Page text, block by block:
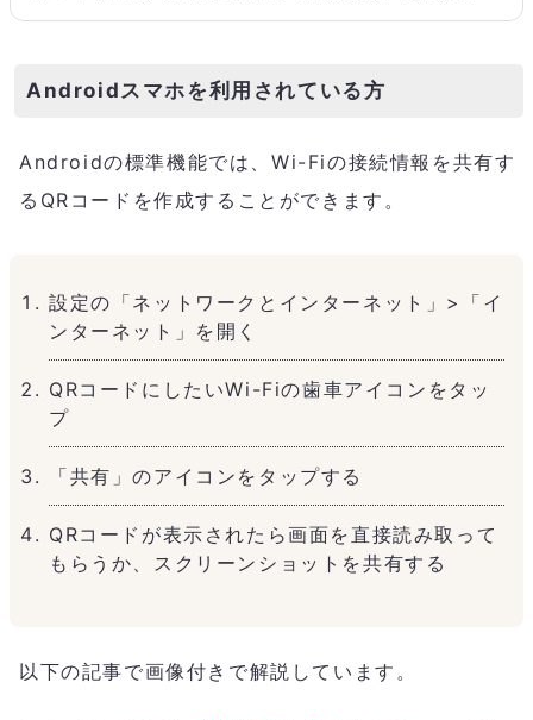
Androidスマホを利用されている方
Androidの標準機能では、Wi-Fiの接続情報を共有す
るQRコードを作成することができます。
設定の「ネットワークとインターネット」>「イ
ンターネット」を開く
QRコードにしたいWi-Fiの歯車アイコンをタッ
プ
「共有」のアイコンをタップする
QRコードが表示されたら画面を直接読み取って
もらうか、スクリーンショットを共有する
以下の記事で画像付きで解説しています。